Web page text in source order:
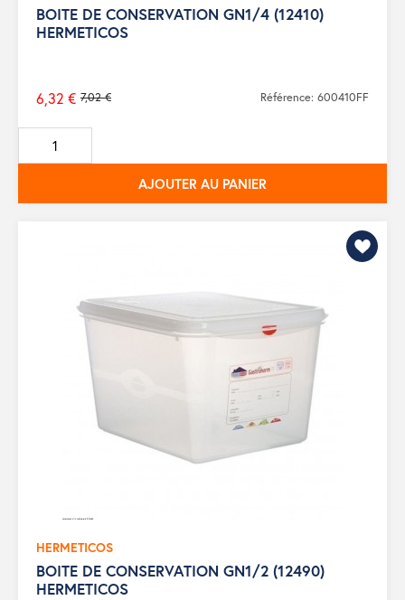
BOITE DE CONSERVATION GN1/4 (12410)
HERMETICOS
Prix
de
base
7,02 €
6,32 € Référence: 600410FF
AJOUTER AU PANIER
HERMETICOS
BOITE DE CONSERVATION GN1/2 (12490)
HERMETICOS